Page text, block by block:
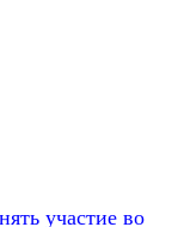
участие во